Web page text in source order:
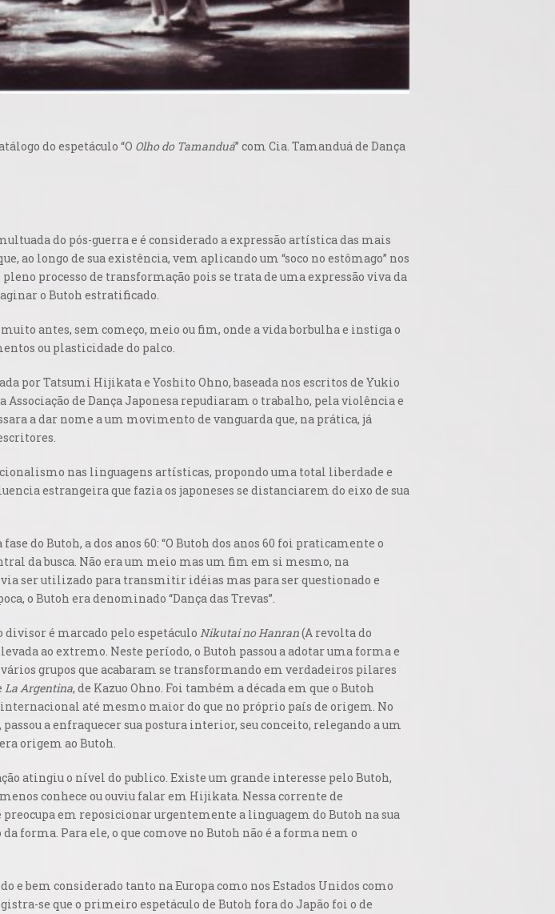
do espetáculo “O Olho do Tamanduá” com Cia. Tamanduá de Dança
do pós-guerra e é considerado a expressão artística das mais
longo de sua existência, vem aplicando um “soco no estômago” nos
processo de transformação pois se trata de uma expressão viva da
o Butoh estratificado.
muito antes, sem começo, meio ou fim, onde a vida borbulha e instiga o
ou plasticidade do palco.
por Tatsumi Hijikata e Yoshito Ohno, baseada nos escritos de Yukio
de Dança Japonesa repudiaram o trabalho, pela violência e
a dar nome a um movimento de vanguarda que, na prática, já
nas linguagens artísticas, propondo uma total liberdade e
estrangeira que fazia os japoneses se distanciarem do eixo de sua
do Butoh, a dos anos 60: “O Butoh dos anos 60 foi praticamente o
da busca. Não era um meio mas um fim em si mesmo, na
ser utilizado para transmitir idéias mas para ser questionado e
o Butoh era denominado “Dança das Trevas”.
divisor é marcado pelo espetáculo Nikutai no Hanran(A revolta do
ao extremo. Neste período, o Butoh passou a adotar uma forma e
grupos que acabaram se transformando em verdadeiros pilares
La Argentina, de Kazuo Ohno. Foi também a década em que o Butoh
até mesmo maior do que no próprio país de origem. No
a enfraquecer sua postura interior, seu conceito, relegando a um
origem ao Butoh.
atingiu o nível do publico. Existe um grande interesse pelo Butoh,
conhece ou ouviu falar em Hijikata. Nessa corrente de
em reposicionar urgentemente a linguagem do Butoh na sua
forma. Para ele, o que comove no Butoh não é a forma nem o
e bem considerado tanto na Europa como nos Estados Unidos como
se que o primeiro espetáculo de Butoh fora do Japão foi o de